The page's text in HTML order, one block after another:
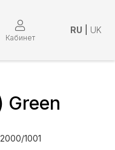
Кабинет
RU UK
Green
1001